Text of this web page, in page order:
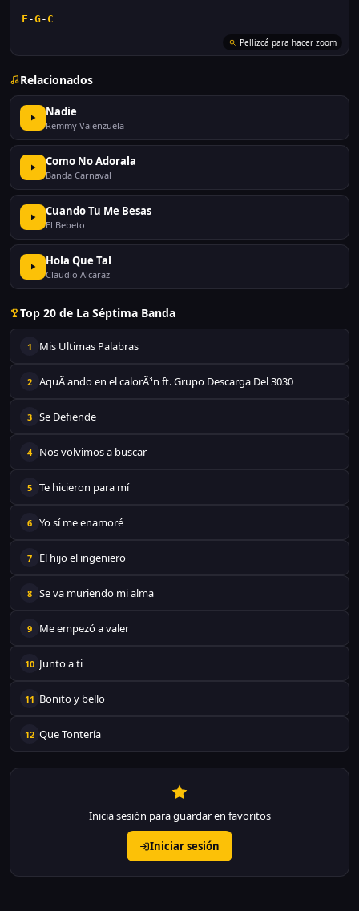
F -G- C
Pellizcá para hacer zoom
Relacionados
Nadie
Remmy Valenzuela
Como No Adorala
Banda Carnaval
Cuando Tu Me Besas
El Bebeto
Hola Que Tal
Claudio Alcaraz
Top 20 de La Séptima Banda
1 Mis Ultimas Palabras
2 AquÃ­ ando en el calorÃ³n ft. Grupo Descarga Del 3030
3 Se Defiende
4 Nos volvimos a buscar
5 Te hicieron para mí
6 Yo sí me enamoré
7 El hijo el ingeniero
8 Se va muriendo mi alma
9 Me empezó a valer
10 Junto a ti
11 Bonito y bello
12 Que Tontería
Inicia sesión para guardar en favoritos
Iniciar sesión